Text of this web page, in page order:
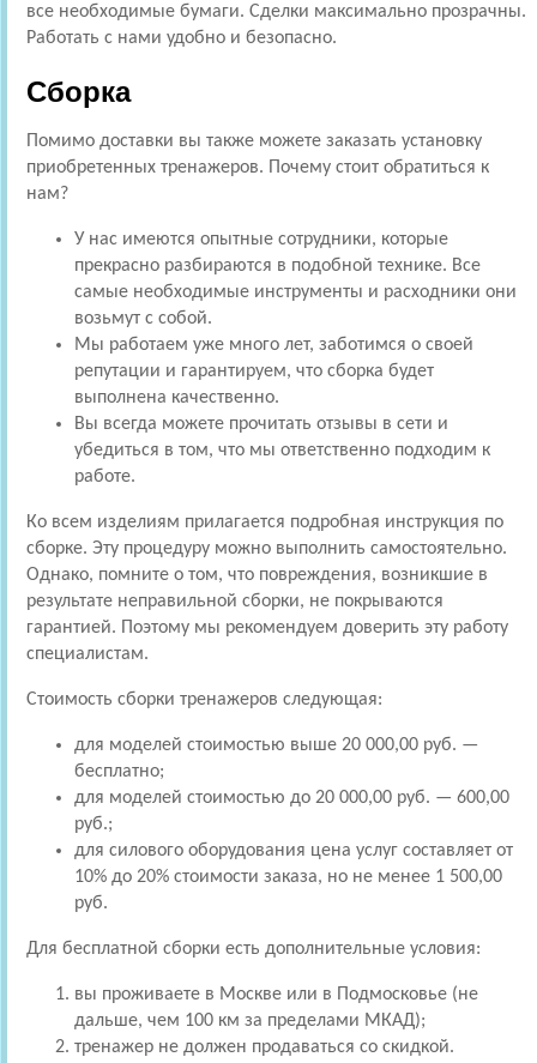
все необходимые бумаги. Сделки максимально прозрачны.
Работать с нами удобно и безопасно.
Сборка
Помимо доставки вы также можете заказать установку
приобретенных тренажеров. Почему стоит обратиться к
нам?
У нас имеются опытные сотрудники, которые
прекрасно разбираются в подобной технике. Все
самые необходимые инструменты и расходники они
возьмут с собой.
Мы работаем уже много лет, заботимся о своей
репутации и гарантируем, что сборка будет
выполнена качественно.
Вы всегда можете прочитать отзывы в сети и
убедиться в том, что мы ответственно подходим к
работе.
Ко всем изделиям прилагается подробная инструкция по
сборке. Эту процедуру можно выполнить самостоятельно.
Однако, помните о том, что повреждения, возникшие в
результате неправильной сборки, не покрываются
гарантией. Поэтому мы рекомендуем доверить эту работу
специалистам.
Стоимость сборки тренажеров следующая:
для моделей стоимостью выше 20 000,00 руб. —
бесплатно;
для моделей стоимостью до 20 000,00 руб. — 600,00
руб.;
для силового оборудования цена услуг составляет от
10% до 20% стоимости заказа, но не менее 1 500,00
руб.
Для бесплатной сборки есть дополнительные условия:
вы проживаете в Москве или в Подмосковье (не
дальше, чем 100 км за пределами МКАД);
тренажер не должен продаваться со скидкой.